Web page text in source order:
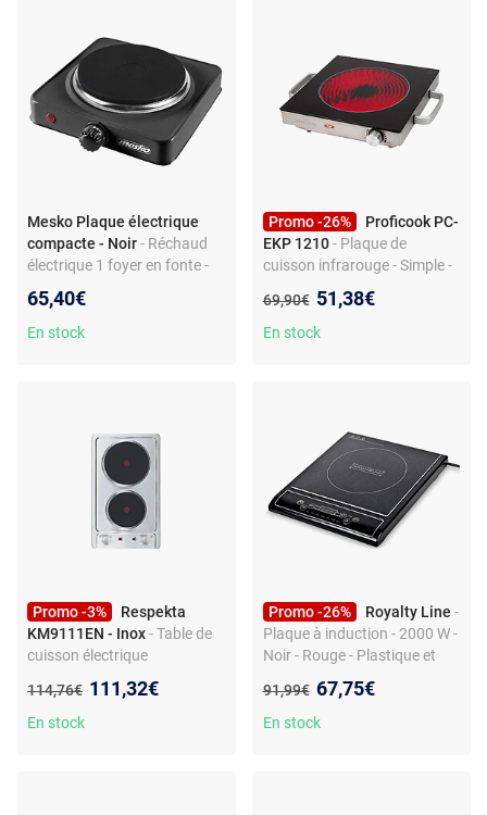
Mesko Plaque électrique
compacte - Noir- Réchaud
électrique 1 foyer en fonte -
réglable - Pose libre -
Commandes frontales -
65,40€
En stock
Promo -26%
Proficook PC-
EKP 1210 - Plaque de
cuisson infrarouge - Simple -
Chauffe rapide - Inox
Ancien prix :
69,90€ Nouveau prix :
51,38€
En stock
Promo -3%
Respekta
KM9111EN - Inox- Table de
cuisson électrique
Commandes frontales -
Surface inox - 3000 W -
Ancien prix :
114,76€ Nouveau prix :
111,32€
En stock
Promo -26% Royalty Line -
Plaque à induction - 2000 W -
Noir - Rouge - Plastique et
Ancien prix :
91,99€ Nouveau prix :
67,75€
En stock